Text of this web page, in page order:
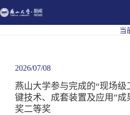
当
2026/07/08
燕山大学参与完成的“现场
键技术、成套装置及应用”成
奖二等奖